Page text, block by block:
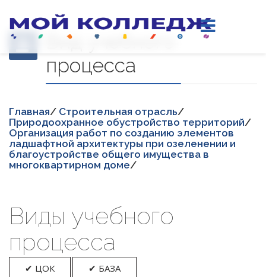
Вид учебного
процесса
Главная/ Строительная отрасль/
Природоохранное обустройство территорий/
Организация работ по созданию элементов
ладшафтной архитектуры при озеленении и
благоустройстве общего имущества в
многоквартирном доме/
Виды учебного
процесса
✔ ЦОК
✔ БАЗА